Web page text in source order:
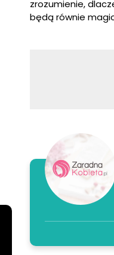
zrozumienie,
będą równie